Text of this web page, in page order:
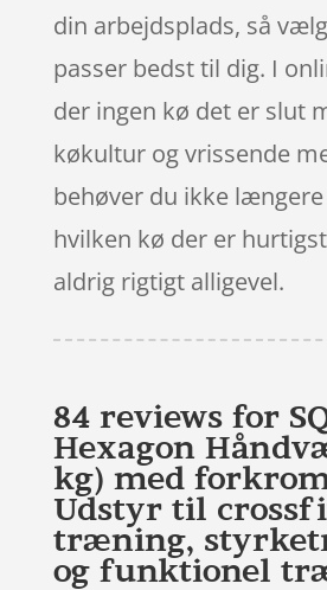
din arbejdsplads, så
passer bedst til dig. I
der ingen kø det er slut
køkultur og vrissende
behøver du ikke
hvilken kø der er
aldrig rigtigt alligevel.
84 reviews for
Hexagon
kg) med
Udstyr til
træning,
og funktionel